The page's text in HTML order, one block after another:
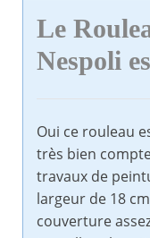
Le
Nespoli
Oui ce rouleau
très bien
travaux de
largeur de 18
couverture